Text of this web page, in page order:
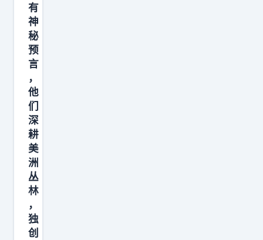
有
神
秘
预
言
，
他
们
深
耕
美
洲
丛
林
，
独
创